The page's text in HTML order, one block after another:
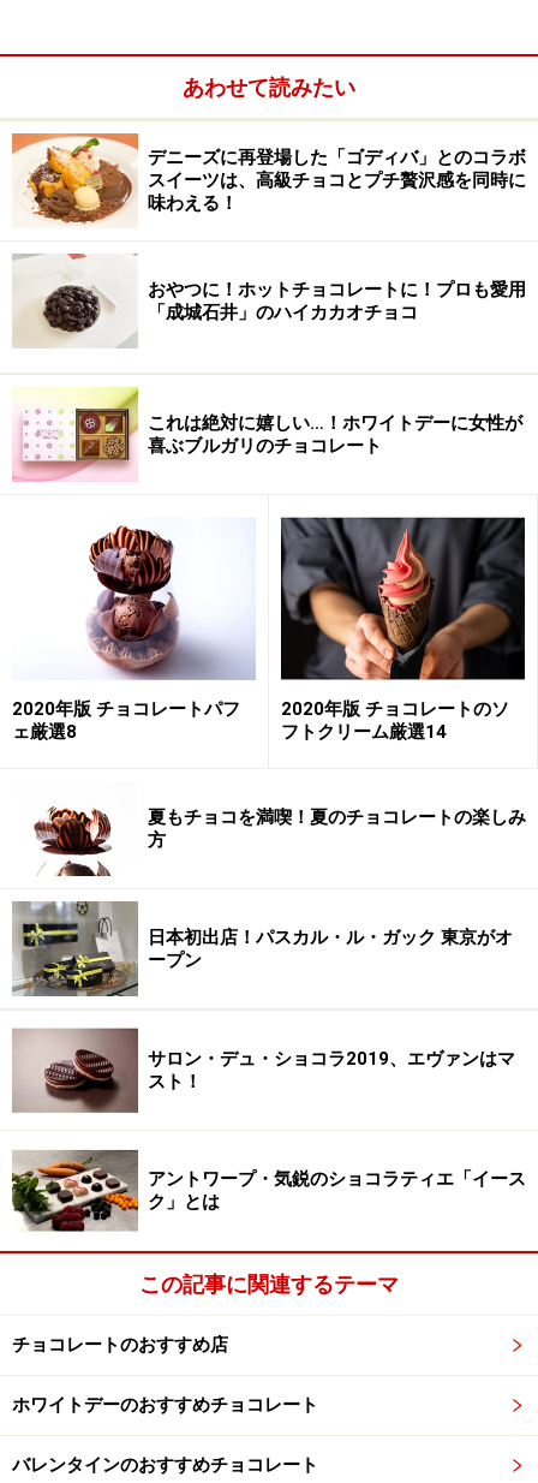
チョコレートチャンクピザ 1800円（税込）
ピザそっくりにつくられた、ユーモアあふれるメニュー
です。ピザ生地に溶かしたホワイトチョコレートとミル
クチョコレートのチャンク。その上にトーストしたマシ
ュマロをちらしています。
マシュマロが溶けているので、かじるとまるでチーズの
ように白いマシュマロがのびるのが楽しいところ！初め
ていただいたときは、細かいところまでピザ風に！と、
思わず笑ってしまいました。
チョコレートチャンクピザ 1/6サイズ 350円（税込）
気軽に1人でかじりたいときは、6分の1サイズを購入で
きます。2分の1サイズもオーダーできますよ。みんなで
1人で、など。シチュエーションにあわせて楽しみまし
＞＞次のページではユニークな「ホットチョコレート」
と「カプチーノ」をご紹介します。
※記事内容は執筆時点のものです。最新の内容をご確認くださ
い。
※メニューや料金などのデータは、取材時または記事公開時点で
の内容です。
1/ 4 次のページへ
あわせて読みたい
デニーズに再登場した「ゴディバ」とのコラボ
スイーツは、高級チョコとプチ贅沢感を同時に
味わえる！
おやつに！ホットチョコレートに！プロも愛用
「成城石井」のハイカカオチョコ
これは絶対に嬉しい…！ホワイトデーに女性が
喜ぶブルガリのチョコレート
2020年版 チョコレートパフ
ェ厳選8
2020年版 チョコレートのソ
フトクリーム厳選14
夏もチョコを満喫！夏のチョコレートの楽しみ
方
日本初出店！パスカル・ル・ガック 東京がオ
ープン
サロン・デュ・ショコラ2019、エヴァンはマ
スト！
アントワープ・気鋭のショコラティエ「イース
ク」とは
この記事に関連するテーマ
チョコレートのおすすめ店
ホワイトデーのおすすめチョコレート
バレンタインのおすすめチョコレート